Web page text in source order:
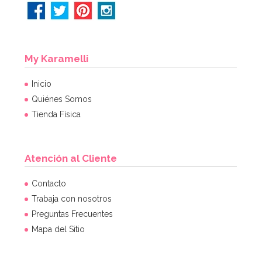
My Karamelli
Inicio
Quiénes Somos
Tienda Física
Atención al Cliente
Contacto
Trabaja con nosotros
Preguntas Frecuentes
Mapa del Sitio